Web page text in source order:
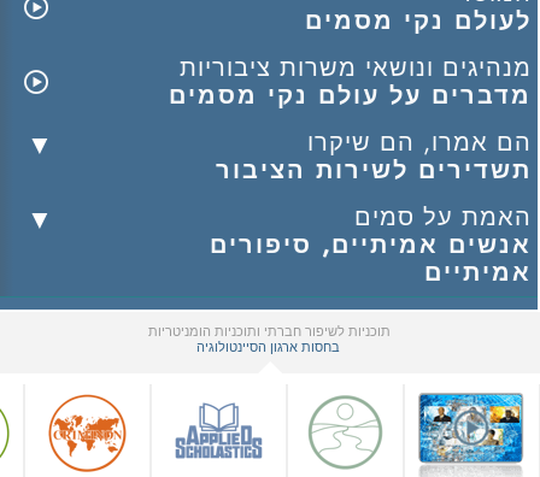
לעולם נקי מסמים
מנהיגים ונושאי משרות ציבוריות
מדברים על עולם נקי מסמים
הם אמרו, הם שיקרו
תשדירים לשירות הציבור
האמת על סמים
אנשים אמיתיים, סיפורים
אמיתיים
תוכניות לשיפור חברתי ותוכניות הומניטריות
בחסות ארגון הסיינטולוגיה